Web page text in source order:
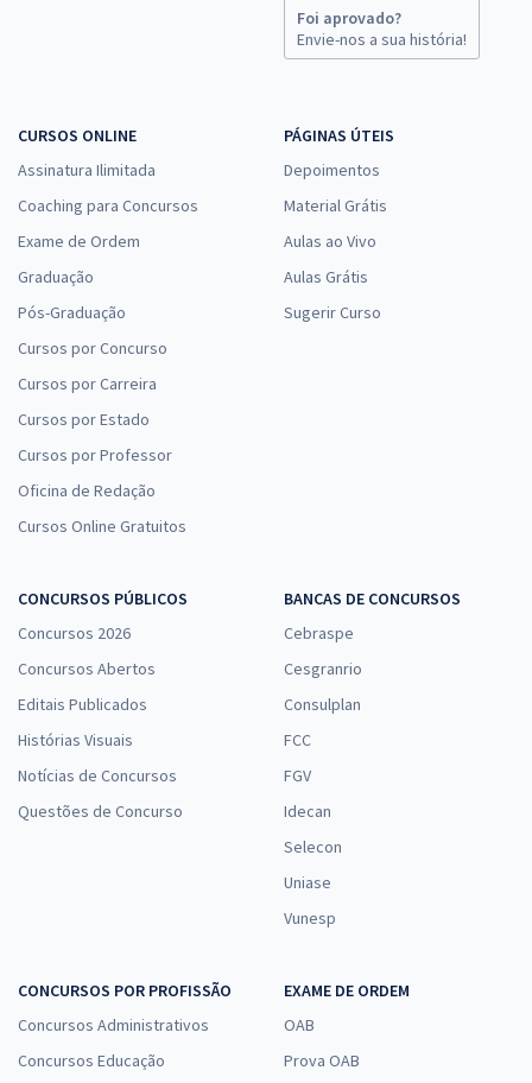
Foi aprovado?
Envie-nos a sua história!
CURSOS ONLINE
Assinatura Ilimitada
Coaching para Concursos
Exame de Ordem
Graduação
Pós-Graduação
Cursos por Concurso
Cursos por Carreira
Cursos por Estado
Cursos por Professor
Oficina de Redação
Cursos Online Gratuitos
PÁGINAS ÚTEIS
Depoimentos
Material Grátis
Aulas ao Vivo
Aulas Grátis
Sugerir Curso
CONCURSOS PÚBLICOS
Concursos 2026
Concursos Abertos
Editais Publicados
Histórias Visuais
Notícias de Concursos
Questões de Concurso
BANCAS DE CONCURSOS
Cebraspe
Cesgranrio
Consulplan
FCC
FGV
Idecan
Selecon
Uniase
Vunesp
CONCURSOS POR PROFISSÃO
Concursos Administrativos
Concursos Educação
EXAME DE ORDEM
OAB
Prova OAB